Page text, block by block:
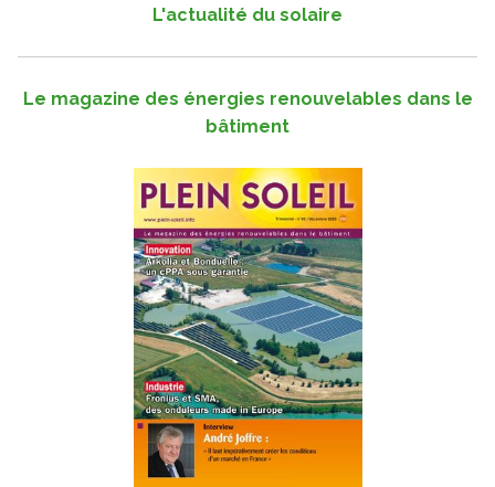
L'actualité du solaire
Le magazine des énergies renouvelables dans le
bâtiment